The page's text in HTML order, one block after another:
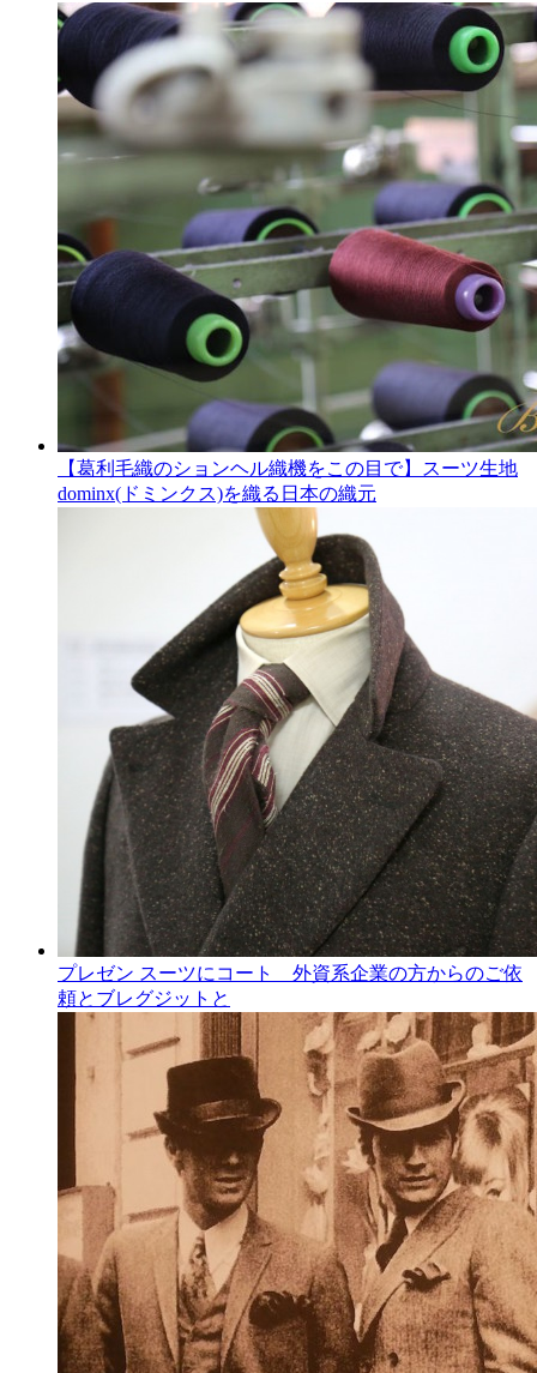
【葛利毛織のションヘル織機をこの目で】スーツ生地
dominx(ドミンクス)を織る日本の織元
プレゼン スーツにコート 外資系企業の方からのご依
頼とブレグジットと